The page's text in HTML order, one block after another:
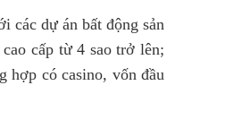
các dự án bất động sản
cấp từ 4 sao trở lên;
hợp có casino, vốn đầu